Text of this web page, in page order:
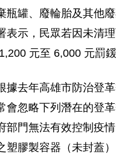
瓶罐、廢輪胎及其他
表示，民眾若因未清理
元至 6,000 元罰鍰
據去年高雄市防治登
會忽略下列潛在的登
部門無法有效控制疫
塑膠製容器（未封蓋